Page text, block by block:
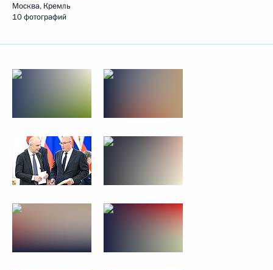
Москва, Кремль
10 фотографий